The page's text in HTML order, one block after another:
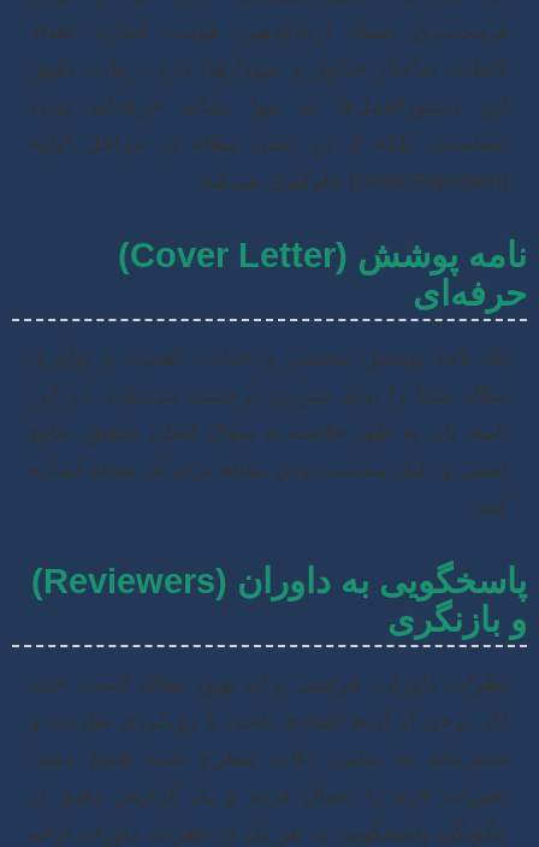
(سبک ارجاع‌دهی، فونت، اندازه، تعداد
ساختار جداول و نمودارها) دارد. رعایت دقیق
دستورالعمل‌ها نه تنها نشانه حرفه‌ای بودن
بلکه از رد شدن مقاله در مراحل اولیه
نامه پوشش (Cover Letter)
نامه پوشش مختصر و جذاب، اهمیت و نوآوری
شما را برای سردبیر برجسته می‌سازد. در این
باید به طور خلاصه به سوال اصلی تحقیق، نتایج
و دلیل مناسب بودن مقاله برای آن مجله اشاره
پاسخگویی به داوران (Reviewers)
داوران، فرصتی برای بهبود مقاله است. حتی
برخی از آن‌ها انتقادی باشد، با رویکردی سازنده و
به تمامی نکات مطرح شده پاسخ دهید.
لازم را اعمال کرده و یک گزارش دقیق از
پاسخگویی به هر یک از نظرات داوران ارائه